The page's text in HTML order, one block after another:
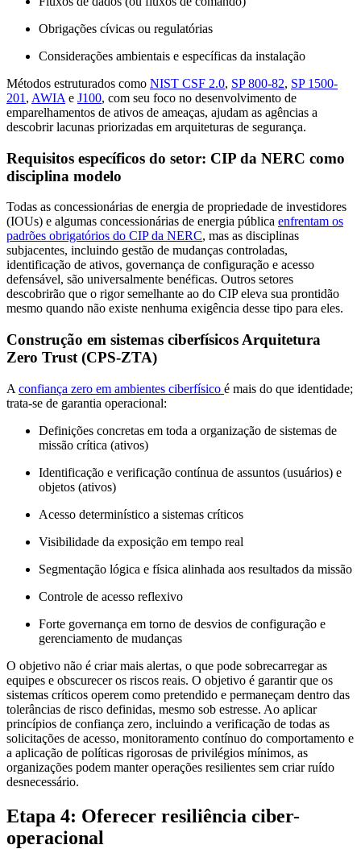
Obrigações cívicas ou regulatórias
Considerações ambientais e específicas da instalação
Métodos estruturados como NIST CSF 2.0, SP 800-82, SP 1500-
201 , AWIA e J100, com seu foco no desenvolvimento de
emparelhamentos de ativos de ameaças, ajudam as agências a
descobrir lacunas priorizadas em arquiteturas de segurança.
Requisitos específicos do setor: CIP da NERC como
disciplina modelo
Todas as concessionárias de energia de propriedade de investidores
(IOUs) e algumas concessionárias de energia pública enfrentam os
padrões obrigatórios do CIP da NERC, mas as disciplinas
subjacentes, incluindo gestão de mudanças controladas,
identificação de ativos, governança de configuração e acesso
defensável, são universalmente benéficas. Outros setores
descobrirão que o rigor semelhante ao do CIP eleva sua prontidão
mesmo quando não existe nenhuma exigência desse tipo para eles.
Construção em sistemas ciberfísicos Arquitetura
Zero Trust (CPS-ZTA)
A confiança zero em ambientes ciberfísico é mais do que identidade;
trata-se de garantia operacional:
Definições concretas em toda a organização de sistemas de
missão crítica (ativos)
Identificação e verificação contínua de assuntos (usuários) e
objetos (ativos)
Acesso determinístico a sistemas críticos
Visibilidade da exposição em tempo real
Segmentação lógica e física alinhada aos resultados da missão
Controle de acesso reflexivo
Forte governança em torno de desvios de configuração e
gerenciamento de mudanças
O objetivo não é criar mais alertas, o que pode sobrecarregar as
equipes e obscurecer os riscos reais. O objetivo é garantir que os
sistemas críticos operem como pretendido e permaneçam dentro das
tolerâncias de risco definidas, mesmo sob estresse. Ao aplicar
princípios de confiança zero, incluindo a verificação de todas as
solicitações de acesso, monitoramento contínuo do comportamento e
a aplicação de políticas rigorosas de privilégios mínimos, as
organizações podem manter operações resilientes sem criar ruído
desnecessário.
Etapa 4: Oferecer resiliência ciber-
operacional